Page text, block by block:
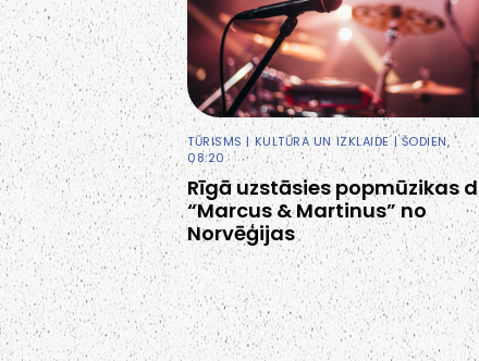
TŪRISMS| KULTŪRA UN IZKLAIDE| ŠODIEN,
08:20
Rīgā uzstāsies popmūzikas
“Marcus & Martinus” no
Norvēģijas